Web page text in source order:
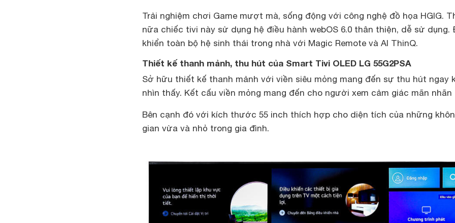
Trải nghiệm chơi Game mượt mà, sống động với công nghệ đồ họa HGIG.
nữa chiếc tivi này sử dụng hệ điều hành webOS 6.0 thân thiện, dễ sử dụng.
khiển toàn bộ hệ sinh thái trong nhà với Magic Remote và AI ThinQ.
Thiết kế thanh mảnh, thu hút của Smart Tivi OLED LG 55G2PSA
Sở hữu thiết kế thanh mảnh với viền siêu mỏng mang đến sự thu hút ngay
nhìn thấy. Kết cấu viền mỏng mang đến cho người xem cảm giác mãn nhãn
Bên cạnh đó với kích thước 55 inch thích hợp cho diện tích của những
gian vừa và nhỏ trong gia đình.